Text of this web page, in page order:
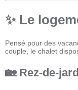
✨ Le
Pensé pour des
couple, le chalet
🏡 Rez-de-